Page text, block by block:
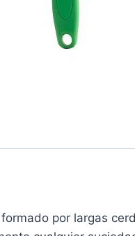
por largas